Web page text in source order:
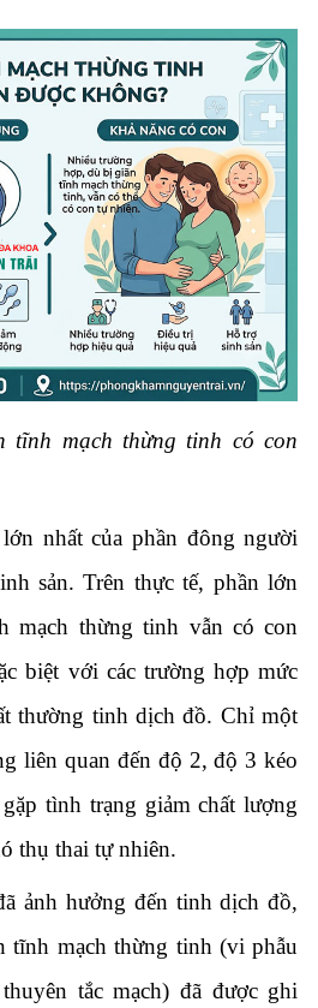
tĩnh mạch thừng tinh có con
nhất của phần đông người
sản. Trên thực tế, phần lớn
mạch thừng tinh vẫn có con
biệt với các trường hợp mức
thường tinh dịch đồ. Chỉ một
liên quan đến độ 2, độ 3 kéo
tình trạng giảm chất lượng
thụ thai tự nhiên.
ảnh hưởng đến tinh dịch đồ,
tĩnh mạch thừng tinh (vi phẫu
tắc mạch) đã được ghi